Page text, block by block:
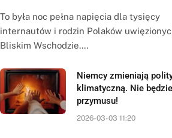
To była noc pełna napięcia dla tysięcy
internautów i rodzin Polaków
Bliskim Wschodzie.…
Niemcy zmieniają
klimatyczną. Nie będzie
przymusu!
2026-03-03 11:20